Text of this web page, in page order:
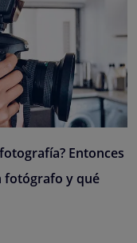
Entonces
fotógrafo y qué